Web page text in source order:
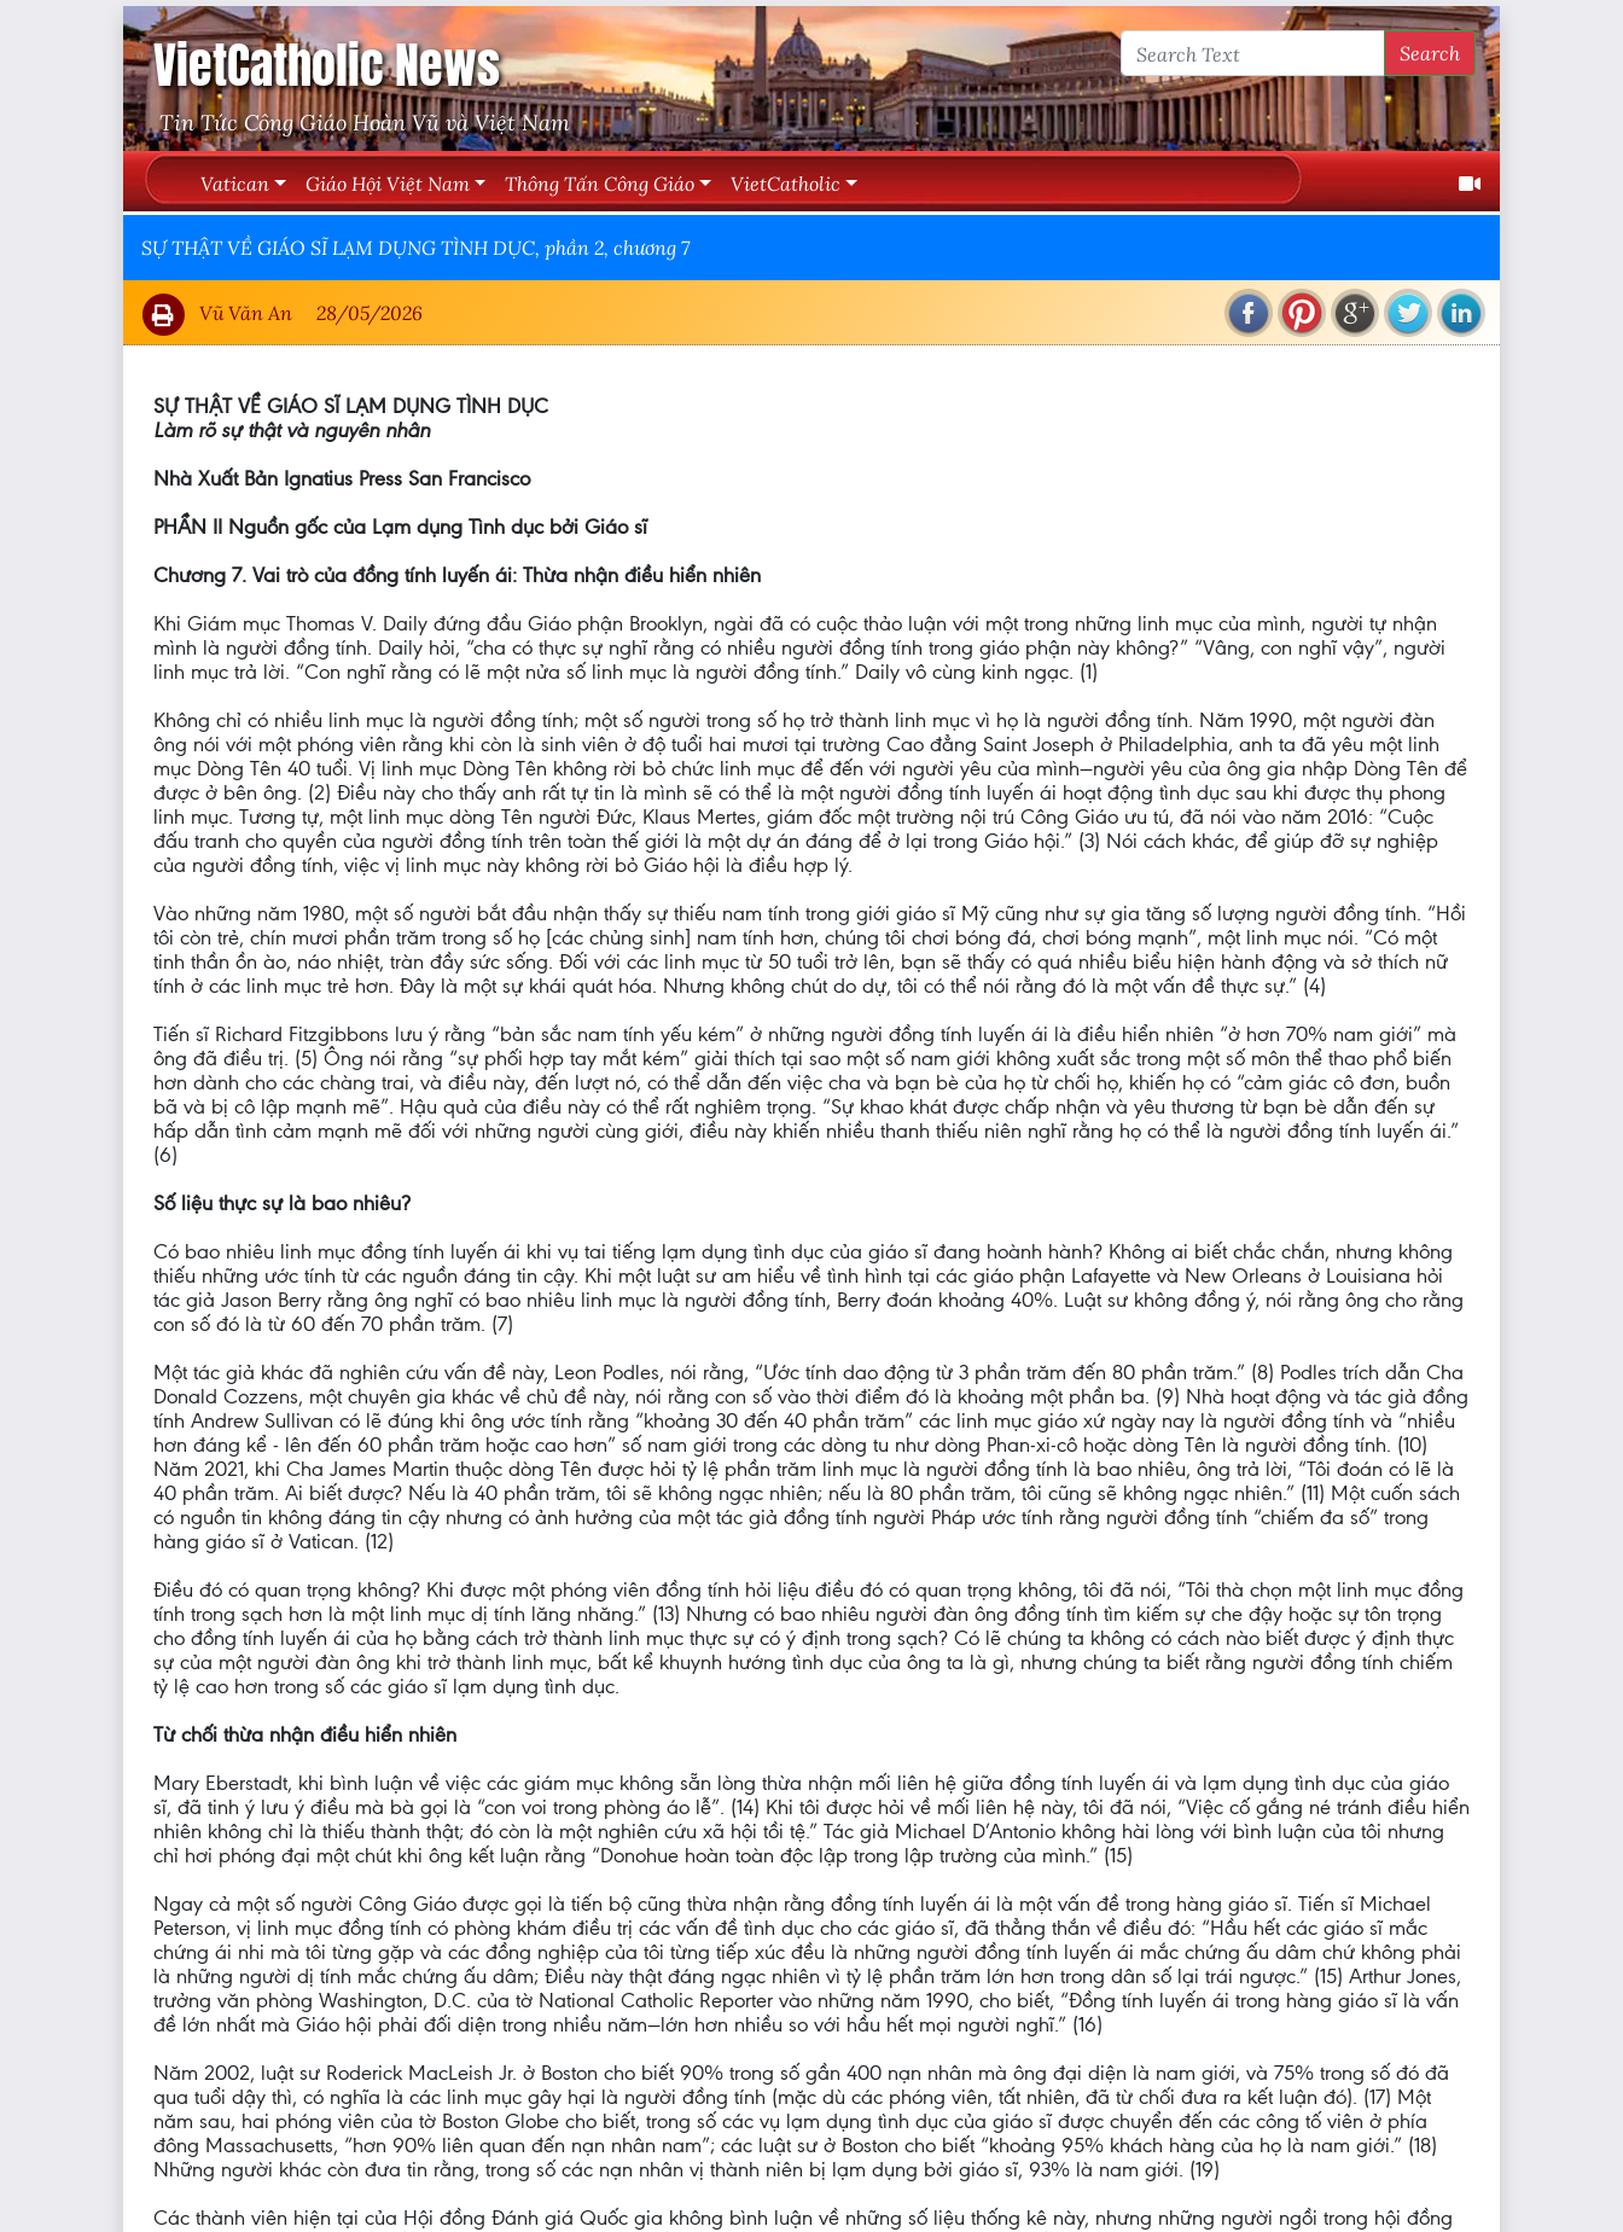
VietCatholic News
Tin Tức Công Giáo Hoàn Vũ và Việt Nam
Search
Vatican Giáo Hội Việt Nam Thông Tấn Công Giáo VietCatholic
SỰ THẬT VỀ GIÁO SĨ LẠM DỤNG TÌNH DỤC, phần 2, chương 7
Vũ Văn An 28/05/2026
SỰ THẬT VỀ GIÁO SĨ LẠM DỤNG TÌNH DỤC
Làm rõ sự thật và nguyên nhân
Nhà Xuất Bản Ignatius Press San Francisco
PHẦN II Nguồn gốc của Lạm dụng Tình dục bởi Giáo sĩ
Chương 7. Vai trò của đồng tính luyến ái: Thừa nhận điều hiển nhiên
Khi Giám mục Thomas V. Daily đứng đầu Giáo phận Brooklyn, ngài đã có cuộc thảo luận với một trong những linh mục của mình, người tự nhận
mình là người đồng tính. Daily hỏi, “cha có thực sự nghĩ rằng có nhiều người đồng tính trong giáo phận này không?” “Vâng, con nghĩ vậy”, người
linh mục trả lời. “Con nghĩ rằng có lẽ một nửa số linh mục là người đồng tính.” Daily vô cùng kinh ngạc. (1)
Không chỉ có nhiều linh mục là người đồng tính; một số người trong số họ trở thành linh mục vì họ là người đồng tính. Năm 1990, một người đàn
ông nói với một phóng viên rằng khi còn là sinh viên ở độ tuổi hai mươi tại trường Cao đẳng Saint Joseph ở Philadelphia, anh ta đã yêu một linh
mục Dòng Tên 40 tuổi. Vị linh mục Dòng Tên không rời bỏ chức linh mục để đến với người yêu của mình—người yêu của ông gia nhập Dòng Tên để
được ở bên ông. (2) Điều này cho thấy anh rất tự tin là mình sẽ có thể là một người đồng tính luyến ái hoạt động tình dục sau khi được thụ phong
linh mục. Tương tự, một linh mục dòng Tên người Đức, Klaus Mertes, giám đốc một trường nội trú Công Giáo ưu tú, đã nói vào năm 2016: “Cuộc
đấu tranh cho quyền của người đồng tính trên toàn thế giới là một dự án đáng để ở lại trong Giáo hội.” (3) Nói cách khác, để giúp đỡ sự nghiệp
của người đồng tính, việc vị linh mục này không rời bỏ Giáo hội là điều hợp lý.
Vào những năm 1980, một số người bắt đầu nhận thấy sự thiếu nam tính trong giới giáo sĩ Mỹ cũng như sự gia tăng số lượng người đồng tính. “Hồi
tôi còn trẻ, chín mươi phần trăm trong số họ [các chủng sinh] nam tính hơn, chúng tôi chơi bóng đá, chơi bóng mạnh”, một linh mục nói. “Có một
tinh thần ồn ào, náo nhiệt, tràn đầy sức sống. Đối với các linh mục từ 50 tuổi trở lên, bạn sẽ thấy có quá nhiều biểu hiện hành động và sở thích nữ
tính ở các linh mục trẻ hơn. Đây là một sự khái quát hóa. Nhưng không chút do dự, tôi có thể nói rằng đó là một vấn đề thực sự.” (4)
Tiến sĩ Richard Fitzgibbons lưu ý rằng “bản sắc nam tính yếu kém” ở những người đồng tính luyến ái là điều hiển nhiên “ở hơn 70% nam giới” mà
ông đã điều trị. (5) Ông nói rằng “sự phối hợp tay mắt kém” giải thích tại sao một số nam giới không xuất sắc trong một số môn thể thao phổ biến
hơn dành cho các chàng trai, và điều này, đến lượt nó, có thể dẫn đến việc cha và bạn bè của họ từ chối họ, khiến họ có “cảm giác cô đơn, buồn
bã và bị cô lập mạnh mẽ”. Hậu quả của điều này có thể rất nghiêm trọng. “Sự khao khát được chấp nhận và yêu thương từ bạn bè dẫn đến sự
hấp dẫn tình cảm mạnh mẽ đối với những người cùng giới, điều này khiến nhiều thanh thiếu niên nghĩ rằng họ có thể là người đồng tính luyến ái.”
(6)
Số liệu thực sự là bao nhiêu?
Có bao nhiêu linh mục đồng tính luyến ái khi vụ tai tiếng lạm dụng tình dục của giáo sĩ đang hoành hành? Không ai biết chắc chắn, nhưng không
thiếu những ước tính từ các nguồn đáng tin cậy. Khi một luật sư am hiểu về tình hình tại các giáo phận Lafayette và New Orleans ở Louisiana hỏi
tác giả Jason Berry rằng ông nghĩ có bao nhiêu linh mục là người đồng tính, Berry đoán khoảng 40%. Luật sư không đồng ý, nói rằng ông cho rằng
con số đó là từ 60 đến 70 phần trăm. (7)
Một tác giả khác đã nghiên cứu vấn đề này, Leon Podles, nói rằng, “Ước tính dao động từ 3 phần trăm đến 80 phần trăm.” (8) Podles trích dẫn Cha
Donald Cozzens, một chuyên gia khác về chủ đề này, nói rằng con số vào thời điểm đó là khoảng một phần ba. (9) Nhà hoạt động và tác giả đồng
tính Andrew Sullivan có lẽ đúng khi ông ước tính rằng “khoảng 30 đến 40 phần trăm” các linh mục giáo xứ ngày nay là người đồng tính và “nhiều
hơn đáng kể - lên đến 60 phần trăm hoặc cao hơn” số nam giới trong các dòng tu như dòng Phan-xi-cô hoặc dòng Tên là người đồng tính. (10)
Năm 2021, khi Cha James Martin thuộc dòng Tên được hỏi tỷ lệ phần trăm linh mục là người đồng tính là bao nhiêu, ông trả lời, “Tôi đoán có lẽ là
40 phần trăm. Ai biết được? Nếu là 40 phần trăm, tôi sẽ không ngạc nhiên; nếu là 80 phần trăm, tôi cũng sẽ không ngạc nhiên.” (11) Một cuốn sách
có nguồn tin không đáng tin cậy nhưng có ảnh hưởng của một tác giả đồng tính người Pháp ước tính rằng người đồng tính “chiếm đa số” trong
hàng giáo sĩ ở Vatican. (12)
Điều đó có quan trọng không? Khi được một phóng viên đồng tính hỏi liệu điều đó có quan trọng không, tôi đã nói, “Tôi thà chọn một linh mục đồng
tính trong sạch hơn là một linh mục dị tính lăng nhăng.” (13) Nhưng có bao nhiêu người đàn ông đồng tính tìm kiếm sự che đậy hoặc sự tôn trọng
cho đồng tính luyến ái của họ bằng cách trở thành linh mục thực sự có ý định trong sạch? Có lẽ chúng ta không có cách nào biết được ý định thực
sự của một người đàn ông khi trở thành linh mục, bất kể khuynh hướng tình dục của ông ta là gì, nhưng chúng ta biết rằng người đồng tính chiếm
tỷ lệ cao hơn trong số các giáo sĩ lạm dụng tình dục.
Từ chối thừa nhận điều hiển nhiên
Mary Eberstadt, khi bình luận về việc các giám mục không sẵn lòng thừa nhận mối liên hệ giữa đồng tính luyến ái và lạm dụng tình dục của giáo
sĩ, đã tinh ý lưu ý điều mà bà gọi là “con voi trong phòng áo lễ”. (14) Khi tôi được hỏi về mối liên hệ này, tôi đã nói, “Việc cố gắng né tránh điều hiển
nhiên không chỉ là thiếu thành thật; đó còn là một nghiên cứu xã hội tồi tệ.” Tác giả Michael D’Antonio không hài lòng với bình luận của tôi nhưng
chỉ hơi phóng đại một chút khi ông kết luận rằng “Donohue hoàn toàn độc lập trong lập trường của mình.” (15)
Ngay cả một số người Công Giáo được gọi là tiến bộ cũng thừa nhận rằng đồng tính luyến ái là một vấn đề trong hàng giáo sĩ. Tiến sĩ Michael
Peterson, vị linh mục đồng tính có phòng khám điều trị các vấn đề tình dục cho các giáo sĩ, đã thẳng thắn về điều đó: “Hầu hết các giáo sĩ mắc
chứng ái nhi mà tôi từng gặp và các đồng nghiệp của tôi từng tiếp xúc đều là những người đồng tính luyến ái mắc chứng ấu dâm chứ không phải
là những người dị tính mắc chứng ấu dâm; Điều này thật đáng ngạc nhiên vì tỷ lệ phần trăm lớn hơn trong dân số lại trái ngược.” (15) Arthur Jones,
trưởng văn phòng Washington, D.C. của tờ National Catholic Reporter vào những năm 1990, cho biết, “Đồng tính luyến ái trong hàng giáo sĩ là vấn
đề lớn nhất mà Giáo hội phải đối diện trong nhiều năm—lớn hơn nhiều so với hầu hết mọi người nghĩ.” (16)
Năm 2002, luật sư Roderick MacLeish Jr. ở Boston cho biết 90% trong số gần 400 nạn nhân mà ông đại diện là nam giới, và 75% trong số đó đã
qua tuổi dậy thì, có nghĩa là các linh mục gây hại là người đồng tính (mặc dù các phóng viên, tất nhiên, đã từ chối đưa ra kết luận đó). (17) Một
năm sau, hai phóng viên của tờ Boston Globe cho biết, trong số các vụ lạm dụng tình dục của giáo sĩ được chuyển đến các công tố viên ở phía
đông Massachusetts, “hơn 90% liên quan đến nạn nhân nam”; các luật sư ở Boston cho biết “khoảng 95% khách hàng của họ là nam giới.” (18)
Những người khác còn đưa tin rằng, trong số các nạn nhân vị thành niên bị lạm dụng bởi giáo sĩ, 93% là nam giới. (19)
Các thành viên hiện tại của Hội đồng Đánh giá Quốc gia không bình luận về những số liệu thống kê này, nhưng những người ngồi trong hội đồng